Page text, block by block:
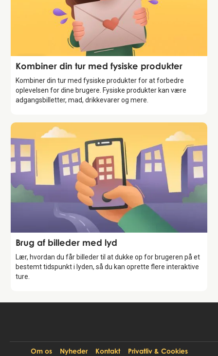
Feature
Kombiner din tur med fysiske produkter
Kombiner din tur med fysiske produkter for at forbedre
oplevelsen for dine brugere. Fysiske produkter kan være
adgangsbilletter, mad, drikkevarer og mere.
Feature
Brug af billeder med lyd
Lær, hvordan du får billeder til at dukke op for brugeren på et
bestemt tidspunkt i lyden, så du kan oprette flere interaktive
ture.
Om os Nyheder Kontakt
Privatliv & Cookies